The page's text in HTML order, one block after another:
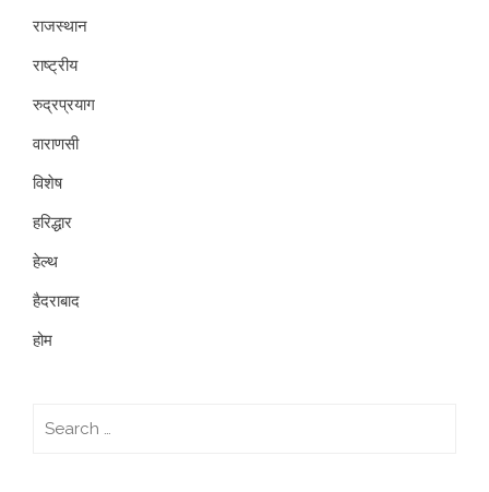
राजस्थान
राष्ट्रीय
रुद्रप्रयाग
वाराणसी
विशेष
हरिद्धार
हेल्थ
हैदराबाद
होम